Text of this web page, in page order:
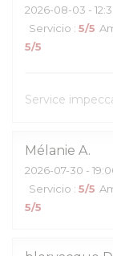
2026-08-03 -
Servicio : 5/5
5/5
Service
Mélanie A
2026-07-30 -
Servicio : 5/5
5/5